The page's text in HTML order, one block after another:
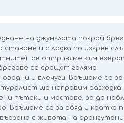
на джунглата покрай
ставане и с лодка по изгрев
се отправяме към
се срещат голямо
и влечуги. Връщаме се за
ще направим разходка
пътеки и мостове, за да
Връщаме се за обяд и кратка
с живота на